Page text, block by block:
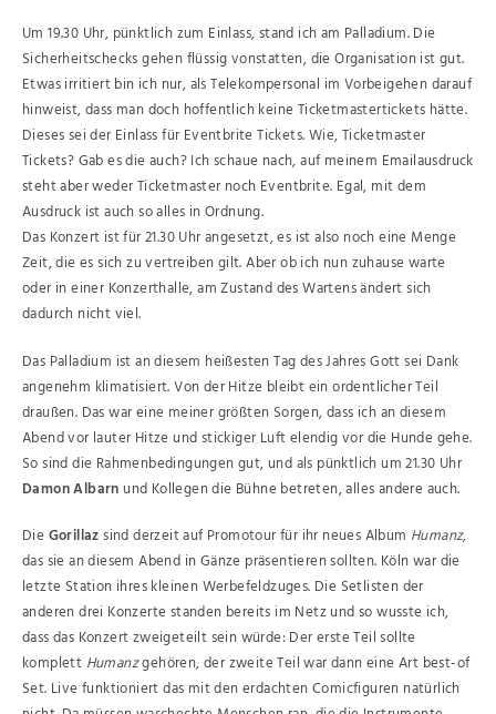
Um 19.30 Uhr, pünktlich zum Einlass, stand ich am Palladium. Die
Sicherheitschecks gehen flüssig vonstatten, die Organisation ist gut.
Etwas irritiert bin ich nur, als Telekompersonal im Vorbeigehen darauf
hinweist, dass man doch hoffentlich keine Ticketmastertickets hätte.
Dieses sei der Einlass für Eventbrite Tickets. Wie, Ticketmaster
Tickets? Gab es die auch? Ich schaue nach, auf meinem Emailausdruck
steht aber weder Ticketmaster noch Eventbrite. Egal, mit dem
Ausdruck ist auch so alles in Ordnung.
Das Konzert ist für 21.30 Uhr angesetzt, es ist also noch eine Menge
Zeit, die es sich zu vertreiben gilt. Aber ob ich nun zuhause warte
oder in einer Konzerthalle, am Zustand des Wartens ändert sich
dadurch nicht viel.
Das Palladium ist an diesem heißesten Tag des Jahres Gott sei Dank
angenehm klimatisiert. Von der Hitze bleibt ein ordentlicher Teil
draußen. Das war eine meiner größten Sorgen, dass ich an diesem
Abend vor lauter Hitze und stickiger Luft elendig vor die Hunde gehe.
So sind die Rahmenbedingungen gut, und als pünktlich um 21.30 Uhr
Damon Albarn und Kollegen die Bühne betreten, alles andere auch.
DieGorillazsind derzeit auf Promotour für ihr neues Album Humanz,
das sie an diesem Abend in Gänze präsentieren sollten. Köln war die
letzte Station ihres kleinen Werbefeldzuges. Die Setlisten der
anderen drei Konzerte standen bereits im Netz und so wusste ich,
dass das Konzert zweigeteilt sein würde: Der erste Teil sollte
komplett Humanzgehören, der zweite Teil war dann eine Art best-of
Set. Live funktioniert das mit den erdachten Comicfiguren natürlich